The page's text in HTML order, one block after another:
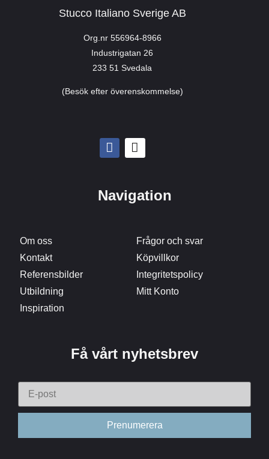
Stucco Italiano Sverige AB
Org.nr 556964-8966
Industrigatan 26
233 51 Svedala
(Besök efter överenskommelse)
Navigation
Om oss
Kontakt
Referensbilder
Utbildning
Inspiration
Frågor och svar
Köpvillkor
Integritetspolicy
Mitt Konto
Få vårt nyhetsbrev